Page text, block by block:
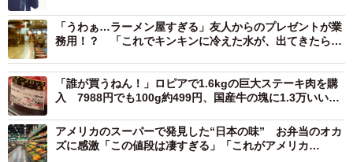
緊迫した中東の状況。それにより、プラスチックなどの石
油製品の価格高騰や不足といった影響が出ています。同店
でも、ビニール袋が購入できなくなり、やむなく余りの袋
を代用したとのこと。
まさに、大変な時代であることを象徴するような光景で
「うわぁ…ラーメン屋すぎる」友人からのプレゼントが業
務用！？ 「これでキンキンに冷えた水が、出てきたらあ
「誰が買うねん！」ロピアで1.6kgの巨大ステーキ肉を購
入 7988円でも100g約499円、国産牛の塊に1.3万いいね
アメリカのスーパーで発見した“日本の味” お弁当のオカ
ズに感激「この値段は凄すぎる」「これがアメリカ